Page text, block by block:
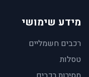
מידע שימושי
רכבים חשמליים
טסלות